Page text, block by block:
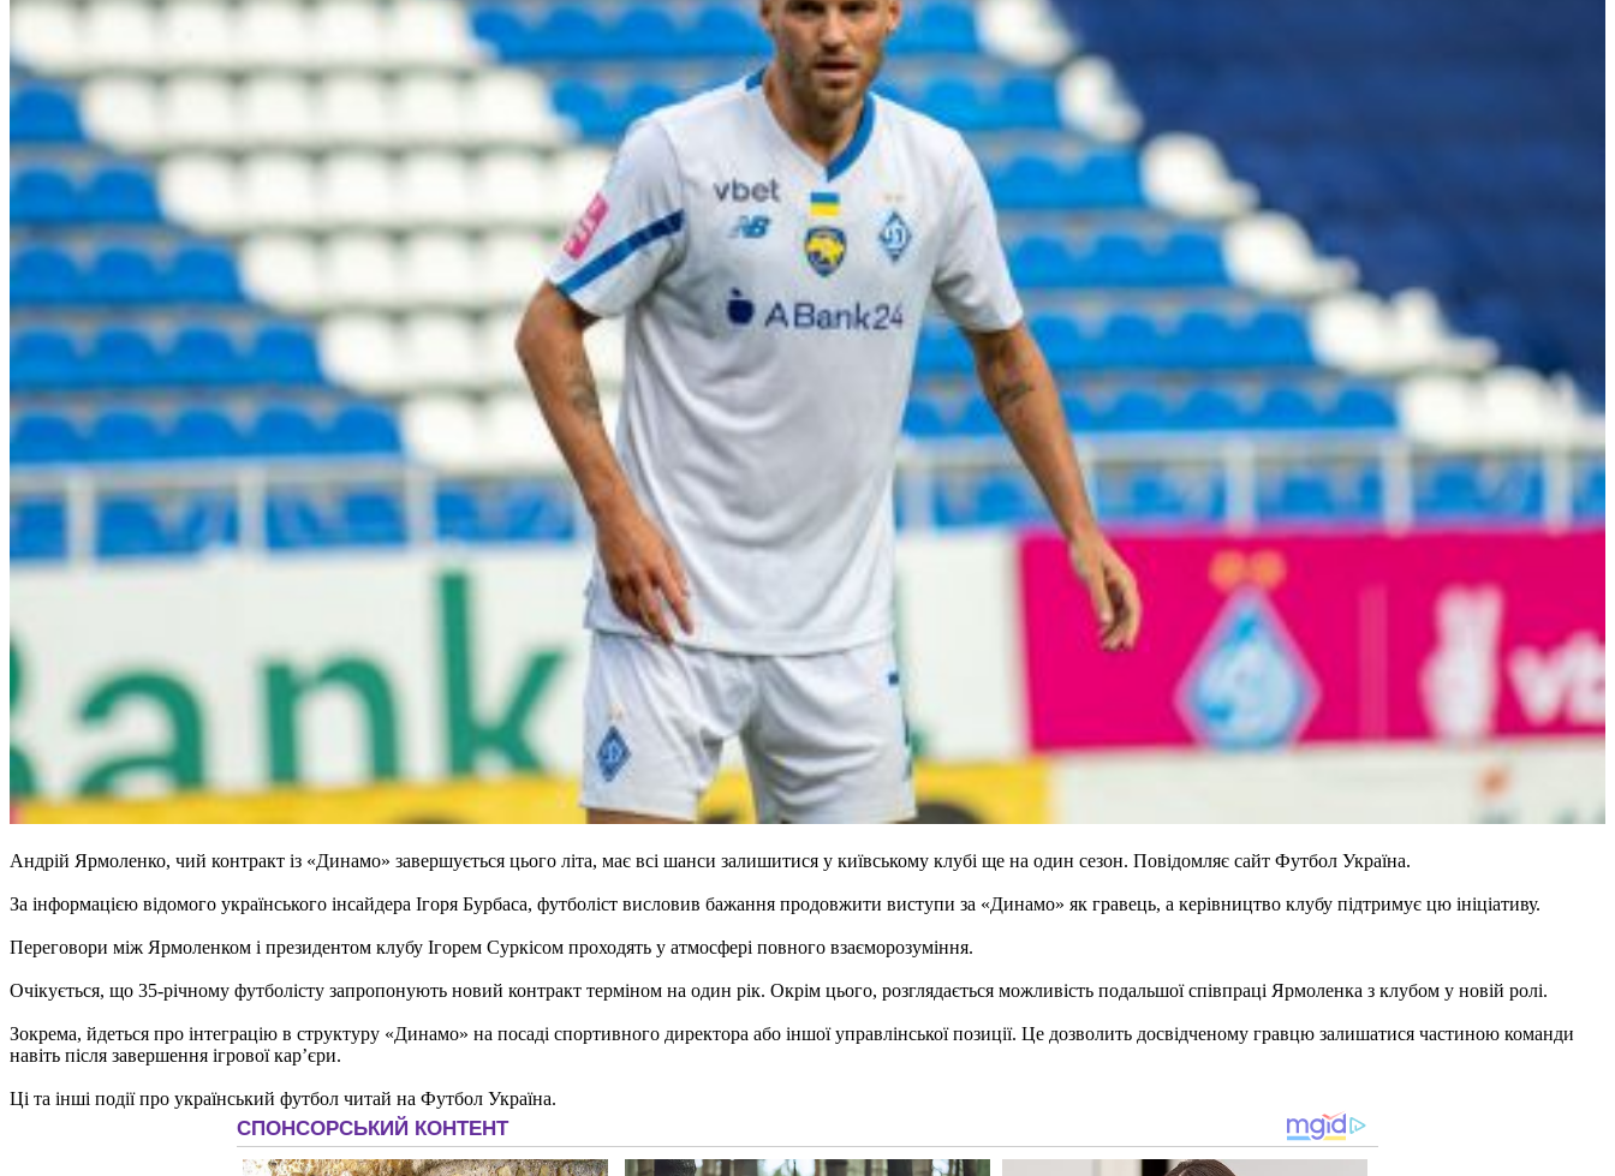
Андрій Ярмоленко, чий контракт із «Динамо» завершується цього літа, має всі шанси залишитися у київському клубі ще на один сезон. Повідомляє сайт Футбол Україна.
За інформацією відомого українського інсайдера Ігоря Бурбаса, футболіст висловив бажання продовжити виступи за «Динамо» як гравець, а керівництво клубу підтримує цю ініціативу.
Переговори між Ярмоленком і президентом клубу Ігорем Суркісом проходять у атмосфері повного взаєморозуміння.
Очікується, що 35-річному футболісту запропонують новий контракт терміном на один рік. Окрім цього, розглядається можливість подальшої співпраці Ярмоленка з клубом у новій ролі.
Зокрема, йдеться про інтеграцію в структуру «Динамо» на посаді спортивного директора або іншої управлінської позиції. Це дозволить досвідченому гравцю залишатися частиною команди
навіть після завершення ігрової кар’єри.
Ці та інші події про український футбол читай на Футбол Україна.